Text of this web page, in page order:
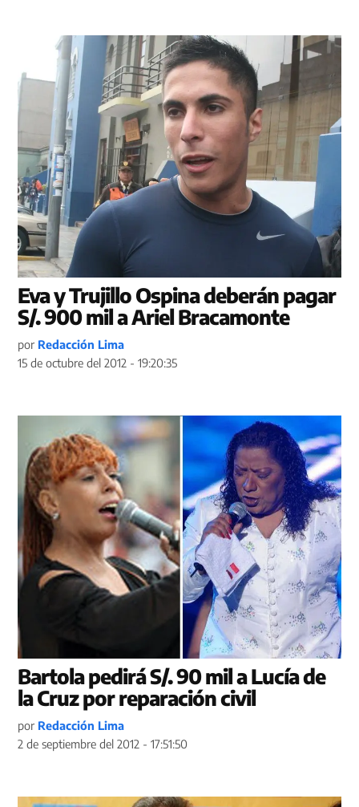
Eva y Trujillo Ospina deberán pagar
S/. 900 mil a Ariel Bracamonte
por Redacción Lima
15 de octubre del 2012 - 19:20:35
Bartola pedirá S/. 90 mil a Lucía de
la Cruz por reparación civil
por Redacción Lima
2 de septiembre del 2012 - 17:51:50